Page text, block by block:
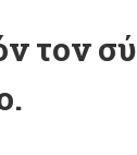
τον